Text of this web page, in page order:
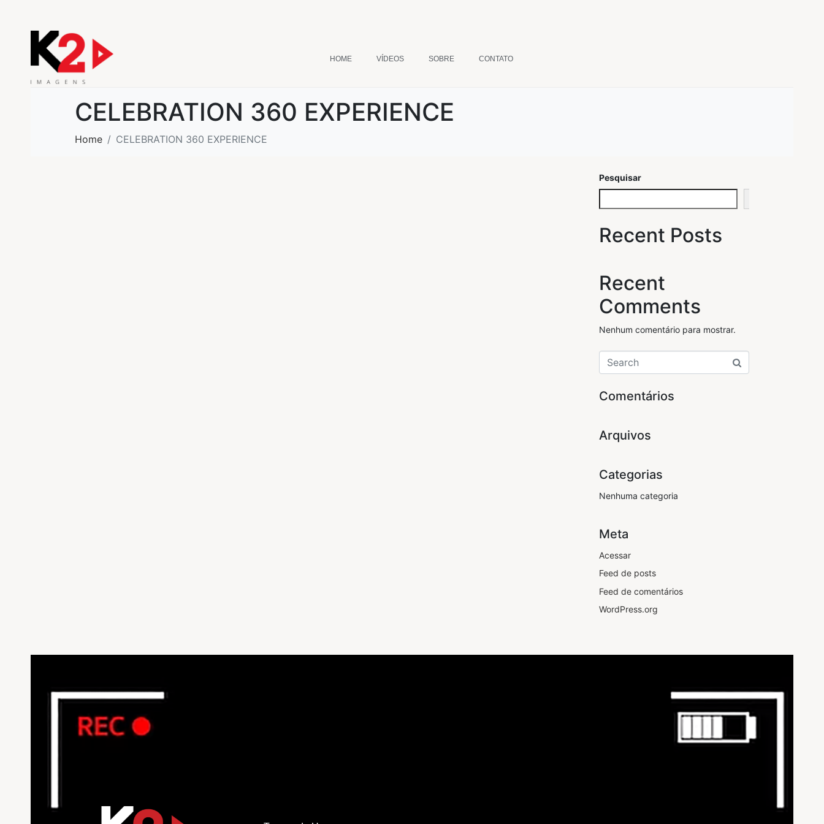
HOME VÍDEOS SOBRE CONTATO
CELEBRATION 360 EXPERIENCE
Home CELEBRATION 360 EXPERIENCE
Pesquisar
Recent Posts
Recent
Comments
Nenhum comentário para mostrar.
Comentários
Arquivos
Categorias
Nenhuma categoria
Meta
Acessar
Feed de posts
Feed de comentários
WordPress.org